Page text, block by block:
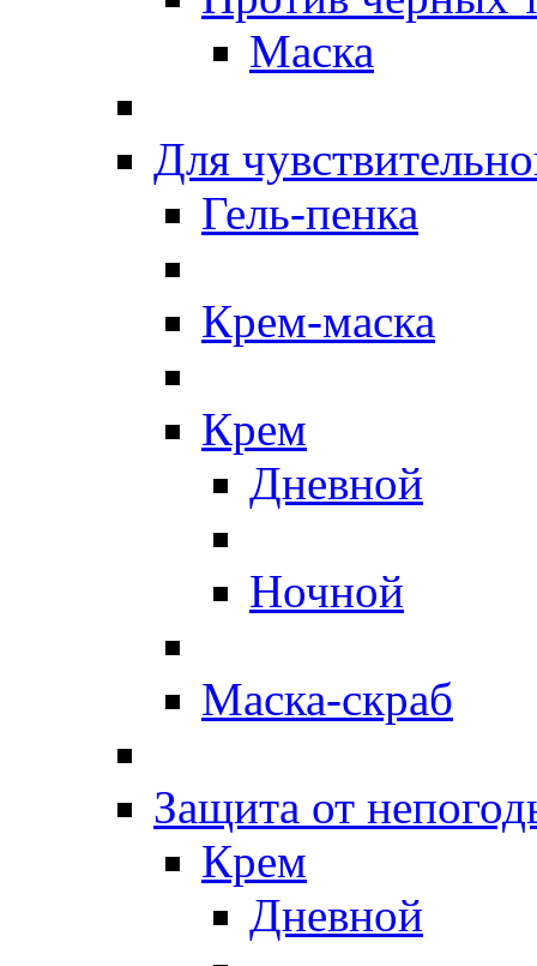
Маска
Для
Гель-пенка
Крем-маска
Крем
Дневной
Ночной
Маска-скраб
Защита от
Крем
Дневной